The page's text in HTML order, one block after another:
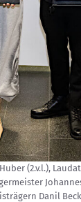
(2.v.l.),
Danil